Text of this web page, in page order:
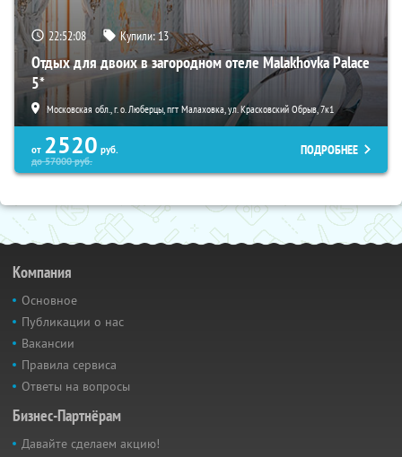
22:52:06 Купили:13
Отдых для двоих в загородном отеле Malakhovka Palace
5*
Московская обл., г. о. Люберцы, пгт Малаховка, ул. Красковский Обрыв, 7к1
от 2520 руб.
до57000руб.
ПОДРОБНЕЕ
Компания
Основное
Публикации о нас
Вакансии
Правила сервиса
Ответы на вопросы
Бизнес-Партнёрам
Давайте сделаем акцию!